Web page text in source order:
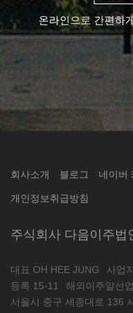
온라인으로 간편하
회사소개 블로그 네이버
개인정보취급방침
주식회사 다음이주법
대표 OH HEE JUNG 사업
등록 15-11
해외이주알선
서울시 중구 세종대로 136